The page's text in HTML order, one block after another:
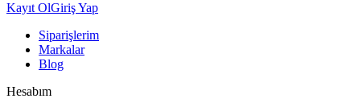
Kayıt OlGiriş Yap
Siparişlerim
Markalar
Blog
Hesabım